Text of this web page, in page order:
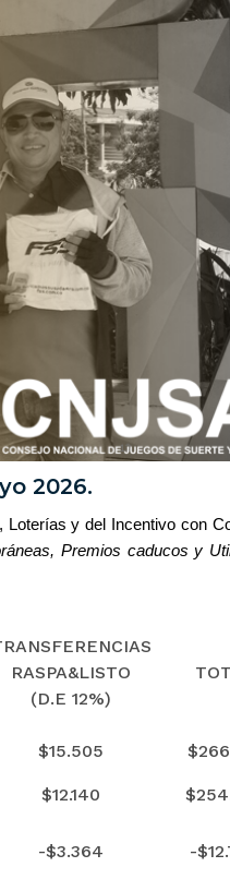
2026.
Loterías y del Incentivo con
Premios caducos y
RASPA&LISTO
(D.E 12%)
$15.505
$12.140
-$3.364
-